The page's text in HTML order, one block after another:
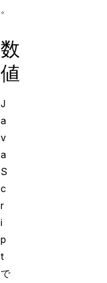
。
数
値
J
a
v
a
S
c
r
i
p
t
で